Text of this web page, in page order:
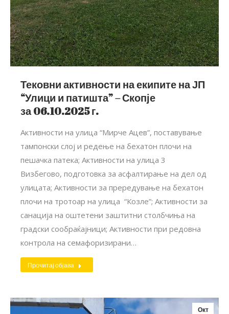
Тековни активности на екипите на ЈП
“Улици и патишта” – Скопје
за 06.10.2025 г.
Активности на улица “Мирче Ацев”, поставување
тампонски слој и редење на бехатон плочи на
пешачка патека; Активности на улица 3
Визбегово, подготовка за асфалтирање на дел од
улицата; Активности за прередување на бехатон
плочи на тротоар на улица “Козле”; Aктивности за
санација на оштетени заштитни столбчиња на
градски сообраќајници; Активности при редовна
контрола на семафоризирани…
Прочитај објава
Окт